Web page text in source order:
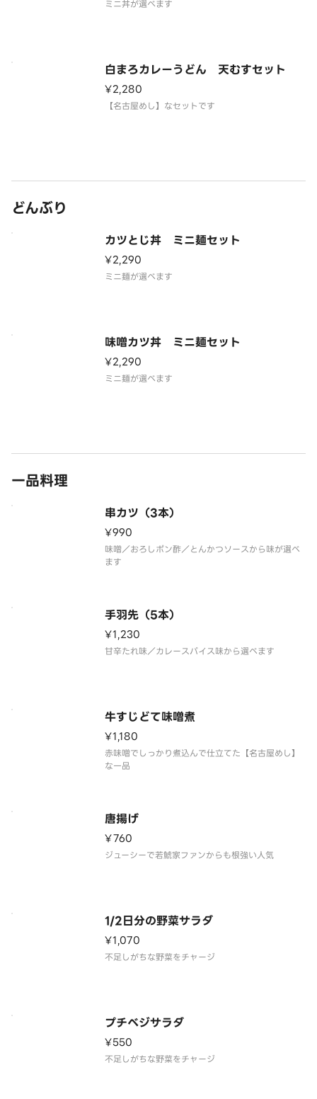
ミニ丼が選べます
白まろカレーうどん 天むすセット
¥2,280
【名古屋めし】なセットです
どんぶり
カツとじ丼 ミニ麺セット
¥2,290
ミニ麺が選べます
味噌カツ丼 ミニ麺セット
¥2,290
ミニ麺が選べます
一品料理
串カツ（3本）
¥990
味噌／おろしポン酢／とんかつソースから味が選べ
ます
手羽先（5本）
¥1,230
甘辛たれ味／カレースパイス味から選べます
牛すじどて味噌煮
¥1,180
赤味噌でしっかり煮込んで仕立てた【名古屋めし】
な一品
唐揚げ
¥760
ジューシーで若鯱家ファンからも根強い人気
1/2日分の野菜サラダ
¥1,070
不足しがちな野菜をチャージ
プチベジサラダ
¥550
不足しがちな野菜をチャージ